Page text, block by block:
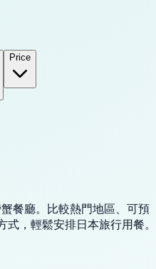
Price
餐廳。比較熱門地區、可預
，輕鬆安排日本旅行用餐。